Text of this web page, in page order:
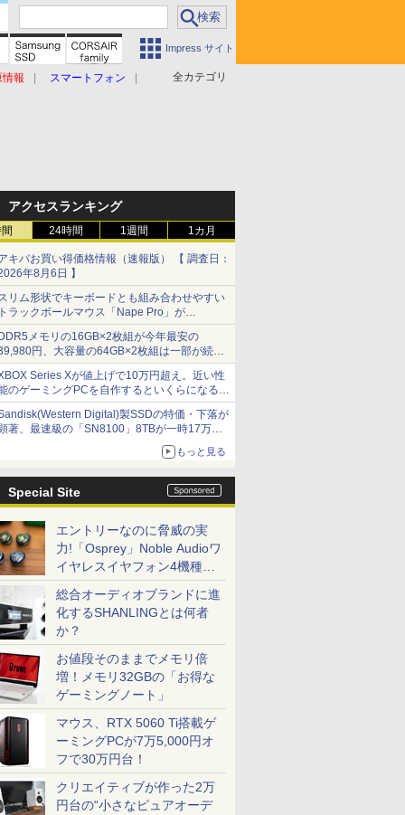
Impress サイト
全カテゴリ
情報 スマートフォン
アクセスランキング
24時間 1週間 1カ月
キバお買い得価格情報（速報版） 【 調査日：
年8月6日 】
リム形状でキーボードとも組み合わせやすい
ラックボールマウス「Nape Pro」が
から
メモリの16GB×2枚組が今年最安の
円、大容量の64GB×2枚組は一部が続騰
月前半のメモリ価格]
Series Xが値上げで10万円超え。近い性
のゲーミングPCを自作するといくらになる？
石田賀津男の『酒の肴にPCゲーム』】
Digital)製SSDの特価・下落が
著、最速級の「SN8100」8TBが一時17万円
もっと見る
Special Site
エントリーなのに脅威の実
力!「Osprey」Noble Audioワ
イヤレスイヤフォン4機種を
一気に聴く
総合オーディオブランドに進
化するSHANLINGとは何者
か？
お値段そのままでメモリ倍
増！メモリ32GBの「お得な
ゲーミングノート」
マウス、RTX 5060 Ti搭載ゲ
ーミングPCが7万5,000円オ
フで30万円台！
クリエイティブが作った2万
円台の“小さなピュアオーデ